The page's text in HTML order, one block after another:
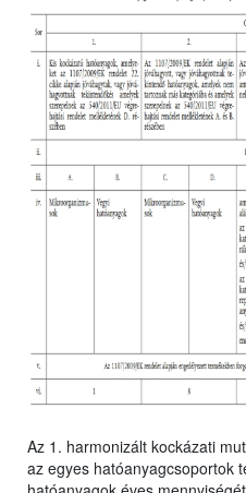
Az 1. harmonizált kockázati
az egyes hatóanyagcsoportok